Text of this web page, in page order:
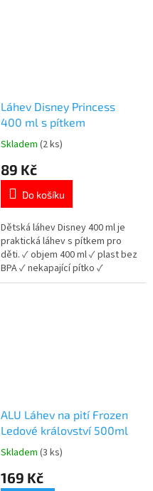
Láhev Disney Princess
400 ml s pítkem
Průměrné
produktu
5,0
5
hvězdiček.
Skladem (2 ks)
89 Kč
Do košíku
Dětská láhev Disney 400 ml je
praktická láhev s pítkem pro
děti. ✓ objem 400 ml ✓ plast bez
BPA ✓ nekapající pítko ✓
licencovaný motiv Disney 👉
ALU Láhev na pití Frozen
Ledové království 500ml
Průměrné
produktu
Skladem (3 ks)
169 Kč